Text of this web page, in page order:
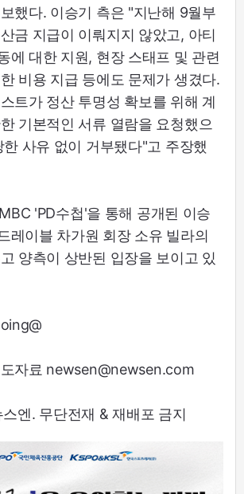
했다. 이승기 측은 "지난해 9월부
금 지급이 이뤄지지 않았고, 아티
에 대한 지원, 현장 스태프 및 관련
비용 지급 등에도 문제가 생겼다.
트가 정산 투명성 확보를 위해 계
기본적인 서류 열람을 요청했으
한 사유 없이 거부됐다"고 주장했
'PD수첩'을 통해 공개된 이승
레이블 차가원 회장 소유 빌라의
양측이 상반된 입장을 보이고 있
자료 newsen@newsen.com
엔. 무단전재 & 재배포 금지